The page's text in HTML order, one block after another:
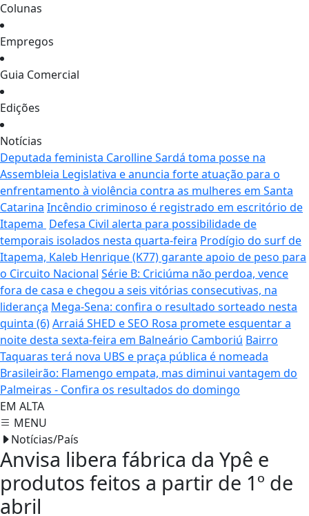
Colunas
Empregos
Guia Comercial
Edições
Notícias
Deputada feminista Carolline Sardá toma posse na
Assembleia Legislativa e anuncia forte atuação para o
enfrentamento à violência contra as mulheres em Santa
Catarina Incêndio criminoso é registrado em escritório de
Itapema Defesa Civil alerta para possibilidade de
temporais isolados nesta quarta-feira Prodígio do surf de
Itapema, Kaleb Henrique (K77) garante apoio de peso para
o Circuito Nacional Série B: Criciúma não perdoa, vence
fora de casa e chegou a seis vitórias consecutivas, na
liderança Mega-Sena: confira o resultado sorteado nesta
quinta (6)Arraiá SHED e SEO Rosa promete esquentar a
noite desta sexta-feira em Balneário Camboriú Bairro
Taquaras terá nova UBS e praça pública é nomeada
Brasileirão: Flamengo empata, mas diminui vantagem do
Palmeiras - Confira os resultados do domingo
EM ALTA
MENU
Notícias/País
Anvisa libera fábrica da Ypê e
produtos feitos a partir de 1º de
abril